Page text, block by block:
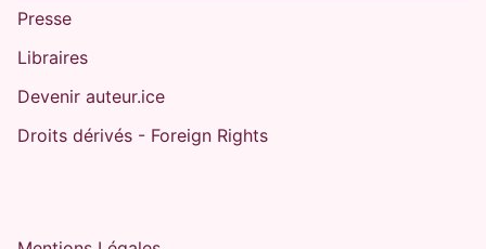
Presse
Libraires
Devenir auteur.ice
Droits dérivés - Foreign Rights